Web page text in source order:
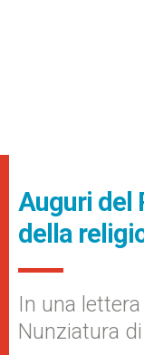
Auguri del
della
In una
Nunziatura